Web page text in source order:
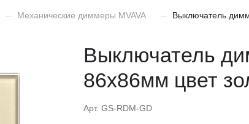
– Механические диммеры MVAVA – Выключатель
Выключатель
86х86мм цвет
Арт. GS-RDM-GD